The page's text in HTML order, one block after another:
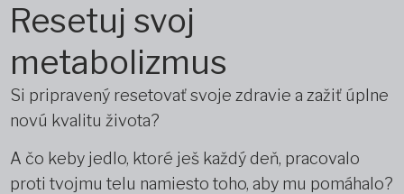
Resetuj svoj
metabolizmus
Si pripravený resetovať svoje zdravie a zažiť úplne
novú kvalitu života?
A čo keby jedlo, ktoré ješ každý deň, pracovalo
proti tvojmu telu namiesto toho, aby mu pomáhalo?